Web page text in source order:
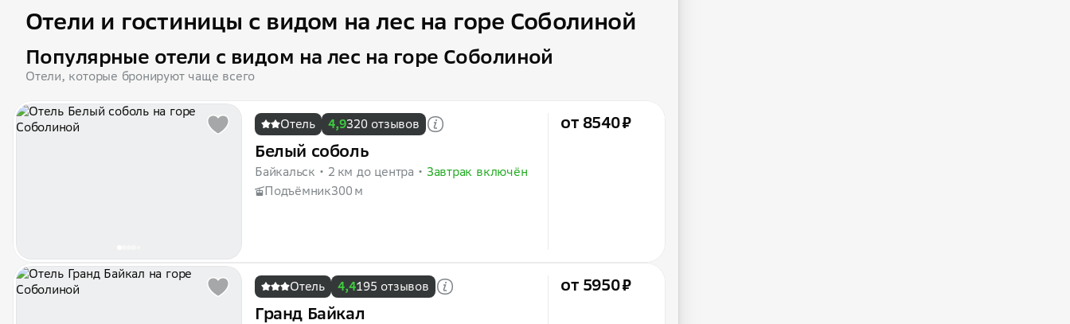
Отели и гостиницы с видом на лес на горе Соболиной
Популярные отели с видом на лес на горе Соболиной
Отели, которые бронируют чаще всего
Отель 4,9320 отзывов
Белый соболь
Байкальск 2 км до центра
Завтрак включён
Подъёмник300 м
от 8540 ₽
Отель 4,4195 отзывов
Гранд Байкал
от 5950 ₽